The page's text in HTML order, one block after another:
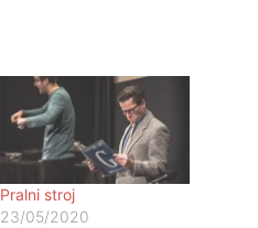
Pralni stroj
23/05/2020